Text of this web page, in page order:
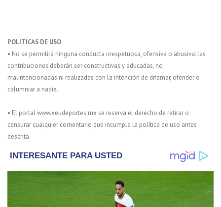
POLITICAS DE USO
• No se permitirá ninguna conducta irrespetuosa, ofensiva o abusiva: las
contribuciones deberán ser constructivas y educadas, no
malintencionadas ni realizadas con la intención de difamar, ofender o
calumniar a nadie.
• El portal www.xeudeportes.mx se reserva el derecho de retirar o
censurar cualquier comentario que incumpla la política de uso antes
descrita.